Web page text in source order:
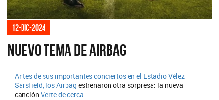
12-dic-2024
Nuevo tema de Airbag
Antes de sus importantes conciertos en el Estadio Vélez
Sarsfield, losAirbag estrenaron otra sorpresa: la nueva
canción Verte de cerca.